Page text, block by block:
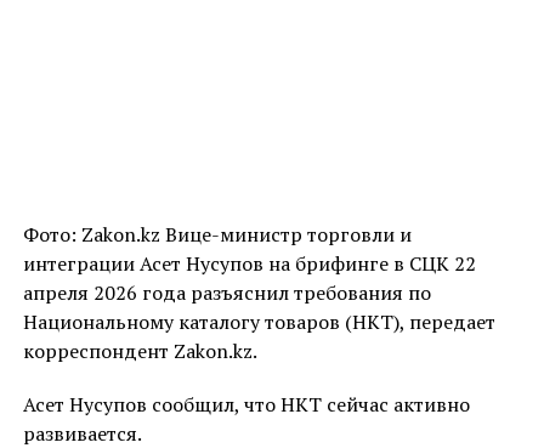
Фото: Zakon.kz Вице-министр торговли и
интеграции Асет Нусупов на брифинге в СЦК 22
апреля 2026 года разъяснил требования по
Национальному каталогу товаров (НКТ), передает
корреспондент Zakon.kz.
Асет Нусупов сообщил, что НКТ сейчас активно
развивается.